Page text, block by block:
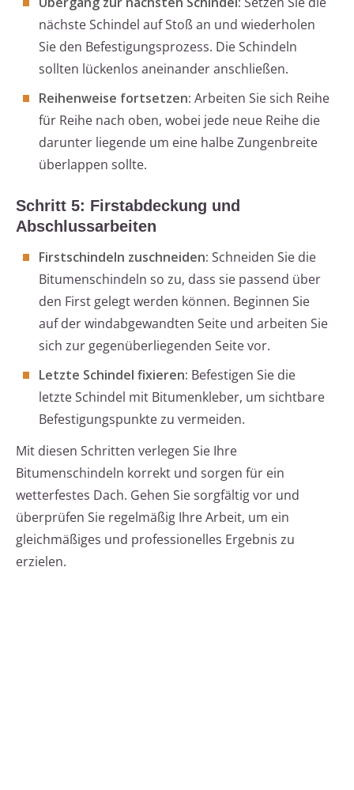
nächste Schindel auf Stoß an und wiederholen
Sie den Befestigungsprozess. Die Schindeln
sollten lückenlos aneinander anschließen.
Reihenweise fortsetzen: Arbeiten Sie sich Reihe
für Reihe nach oben, wobei jede neue Reihe die
darunter liegende um eine halbe Zungenbreite
überlappen sollte.
Schritt 5: Firstabdeckung und
Abschlussarbeiten
Firstschindeln zuschneiden: Schneiden Sie die
Bitumenschindeln so zu, dass sie passend über
den First gelegt werden können. Beginnen Sie
auf der windabgewandten Seite und arbeiten Sie
sich zur gegenüberliegenden Seite vor.
Letzte Schindel fixieren: Befestigen Sie die
letzte Schindel mit Bitumenkleber, um sichtbare
Befestigungspunkte zu vermeiden.
Mit diesen Schritten verlegen Sie Ihre
Bitumenschindeln korrekt und sorgen für ein
wetterfestes Dach. Gehen Sie sorgfältig vor und
überprüfen Sie regelmäßig Ihre Arbeit, um ein
gleichmäßiges und professionelles Ergebnis zu
erzielen.